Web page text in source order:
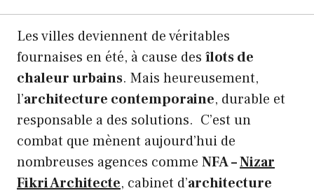
Les villes deviennent de véritables
fournaises en été, à cause des îlots de
chaleur urbains. Mais heureusement,
l’architecture contemporaine, durable et
responsable a des solutions. C’est un
combat que mènent aujourd’hui de
nombreuses agences comme NFA –Nizar
Fikri Architecte, cabinet d’architecture